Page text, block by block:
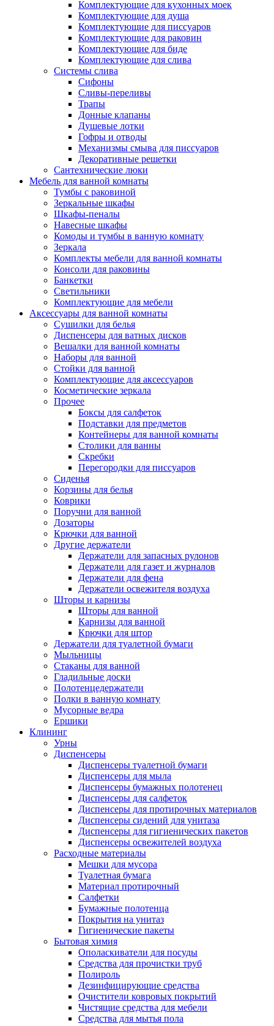
Комплектующие для кухонных моек
Комплектующие для душа
Комплектующие для писсуаров
Комплектующие для раковин
Комплектующие для биде
Комплектующие для слива
Системы слива
Сифоны
Сливы-переливы
Трапы
Донные клапаны
Душевые лотки
Гофры и отводы
Механизмы смыва для писсуаров
Декоративные решетки
Сантехнические люки
Мебель для ванной комнаты
Тумбы с раковиной
Зеркальные шкафы
Шкафы-пеналы
Навесные шкафы
Комоды и тумбы в ванную комнату
Зеркала
Комплекты мебели для ванной комнаты
Консоли для раковины
Банкетки
Светильники
Комплектующие для мебели
Аксессуары для ванной комнаты
Сушилки для белья
Диспенсеры для ватных дисков
Вешалки для ванной комнаты
Наборы для ванной
Стойки для ванной
Комплектующие для аксессуаров
Косметические зеркала
Прочее
Боксы для салфеток
Подставки для предметов
Контейнеры для ванной комнаты
Столики для ванны
Скребки
Перегородки для писсуаров
Сиденья
Корзины для белья
Коврики
Поручни для ванной
Дозаторы
Крючки для ванной
Другие держатели
Держатели для запасных рулонов
Держатели для газет и журналов
Держатели для фена
Держатели освежителя воздуха
Шторы и карнизы
Шторы для ванной
Карнизы для ванной
Крючки для штор
Держатели для туалетной бумаги
Мыльницы
Стаканы для ванной
Гладильные доски
Полотенцедержатели
Полки в ванную комнату
Мусорные ведра
Ершики
Клининг
Урны
Диспенсеры
Диспенсеры туалетной бумаги
Диспенсеры для мыла
Диспенсеры бумажных полотенец
Диспенсеры для салфеток
Диспенсеры для протирочных материалов
Диспенсеры сидений для унитаза
Диспенсеры для гигиенических пакетов
Диспенсеры освежителей воздуха
Расходные материалы
Мешки для мусора
Туалетная бумага
Материал протирочный
Салфетки
Бумажные полотенца
Покрытия на унитаз
Гигиенические пакеты
Бытовая химия
Ополаскиватели для посуды
Средства для прочистки труб
Полироль
Дезинфицирующие средства
Очистители ковровых покрытий
Чистящие средства для мебели
Средства для мытья пола